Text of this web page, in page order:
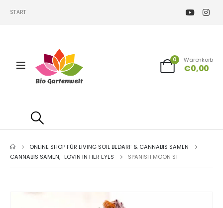
START
0 Warenkorb
€0,00
ONLINE SHOP FÜR LIVING SOIL BEDARF & CANNABIS SAMEN
CANNABIS SAMEN, LOVIN IN HER EYES SPANISH MOON S1